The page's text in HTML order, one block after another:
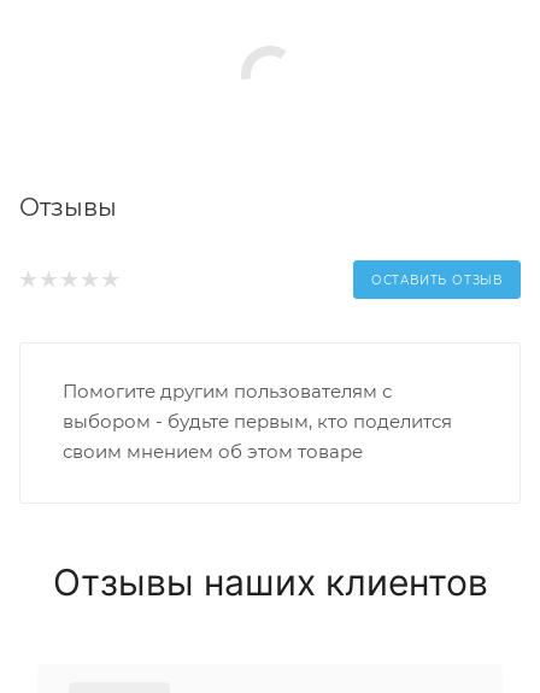
Отзывы
ОСТАВИТЬ ОТЗЫВ
Помогите другим пользователям с
выбором - будьте первым, кто поделится
своим мнением об этом товаре
Отзывы наших клиентов